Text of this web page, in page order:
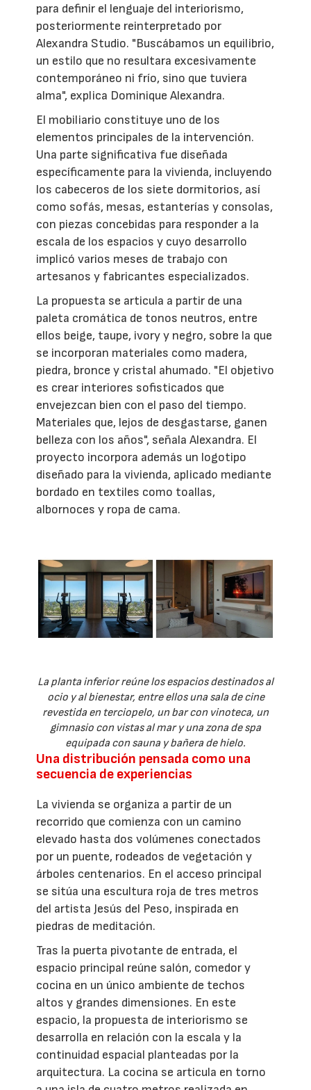
para definir el lenguaje del interiorismo,
posteriormente reinterpretado por
Alexandra Studio. "Buscábamos un equilibrio,
un estilo que no resultara excesivamente
contemporáneo ni frío, sino que tuviera
alma", explica Dominique Alexandra.
El mobiliario constituye uno de los
elementos principales de la intervención.
Una parte significativa fue diseñada
específicamente para la vivienda, incluyendo
los cabeceros de los siete dormitorios, así
como sofás, mesas, estanterías y consolas,
con piezas concebidas para responder a la
escala de los espacios y cuyo desarrollo
implicó varios meses de trabajo con
artesanos y fabricantes especializados.
La propuesta se articula a partir de una
paleta cromática de tonos neutros, entre
ellos beige, taupe, ivory y negro, sobre la que
se incorporan materiales como madera,
piedra, bronce y cristal ahumado. "El objetivo
es crear interiores sofisticados que
envejezcan bien con el paso del tiempo.
Materiales que, lejos de desgastarse, ganen
belleza con los años", señala Alexandra. El
proyecto incorpora además un logotipo
diseñado para la vivienda, aplicado mediante
bordado en textiles como toallas,
albornoces y ropa de cama.
La planta inferior reúne los espacios destinados al
ocio y al bienestar, entre ellos una sala de cine
revestida en terciopelo, un bar con vinoteca, un
gimnasio con vistas al mar y una zona de spa
equipada con sauna y bañera de hielo.
Una distribución pensada como una
secuencia de experiencias
La vivienda se organiza a partir de un
recorrido que comienza con un camino
elevado hasta dos volúmenes conectados
por un puente, rodeados de vegetación y
árboles centenarios. En el acceso principal
se sitúa una escultura roja de tres metros
del artista Jesús del Peso, inspirada en
piedras de meditación.
Tras la puerta pivotante de entrada, el
espacio principal reúne salón, comedor y
cocina en un único ambiente de techos
altos y grandes dimensiones. En este
espacio, la propuesta de interiorismo se
desarrolla en relación con la escala y la
continuidad espacial planteadas por la
arquitectura. La cocina se articula en torno